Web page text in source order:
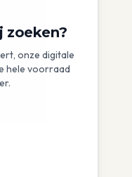
zoeken?
onze digitale
hele voorraad